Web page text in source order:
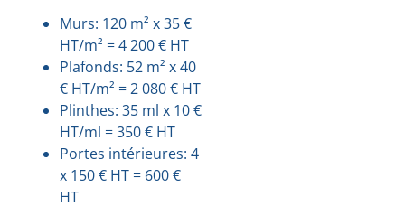
Murs: 120 m² x 35 €
HT/m² = 4 200 € HT
Plafonds: 52 m² x 40
€ HT/m² = 2 080 € HT
Plinthes: 35 ml x 10 €
HT/ml = 350 € HT
Portes intérieures: 4
x 150 € HT = 600 €
HT